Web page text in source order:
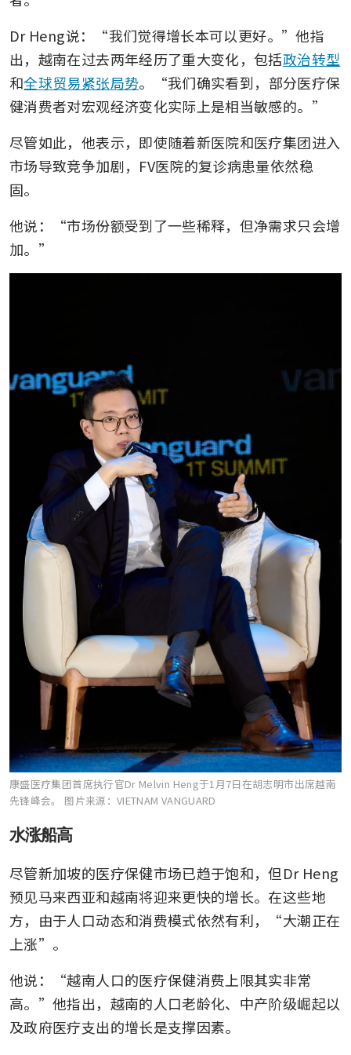
Dr Heng说：“我们觉得增长本可以更好。”他指
出，越南在过去两年经历了重大变化，包括政治转型
和全球贸易紧张局势。“我们确实看到，部分医疗保
健消费者对宏观经济变化实际上是相当敏感的。”
尽管如此，他表示，即使随着新医院和医疗集团进入
市场导致竞争加剧，FV医院的复诊病患量依然稳
固。
他说：“市场份额受到了一些稀释，但净需求只会增
加。”
康盛医疗集团首席执行官Dr Melvin Heng于1月7日在胡志明市出席越南
先锋峰会。 图片来源：VIETNAM VANGUARD
水涨船高
尽管新加坡的医疗保健市场已趋于饱和，但Dr Heng
预见马来西亚和越南将迎来更快的增长。在这些地
方，由于人口动态和消费模式依然有利，“大潮正在
上涨”。
他说：“越南人口的医疗保健消费上限其实非常
高。”他指出，越南的人口老龄化、中产阶级崛起以
及政府医疗支出的增长是支撑因素。